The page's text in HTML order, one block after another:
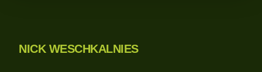
NICK WESCHKALNIES